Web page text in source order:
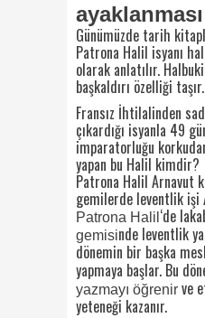
ayaklanması
Günümüzde tarih
Patrona Halil isyanı
olarak anlatılır.
başkaldırı özelliği taşır.
Fransız İhtilalinden
çıkardığı isyanla 49
imparatorluğu
yapan bu Halil kimdir?
Patrona Halil Arnavut
gemilerde leventlik işi
Patrona Halil ‘de
gemisinde leventlik
dönemin bir başka
yapmaya başlar. Bu
yazmayı öğrenir ve
yeteneği kazanır.